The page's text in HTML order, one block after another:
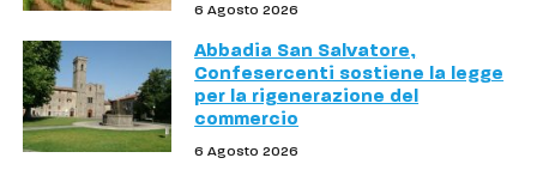
6 Agosto 2026
Abbadia San Salvatore,
Confesercenti sostiene la legge
per la rigenerazione del
commercio
6 Agosto 2026